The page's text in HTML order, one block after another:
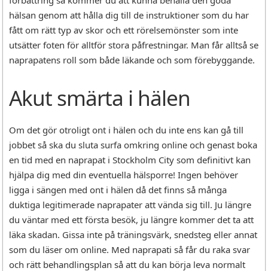
hälsan genom att hålla dig till de instruktioner som du har
fått om rätt typ av skor och ett rörelsemönster som inte
utsätter foten för alltför stora påfrestningar. Man får alltså se
naprapatens roll som både läkande och som förebyggande.
Akut smärta i hälen
Om det gör otroligt ont i hälen och du inte ens kan gå till
jobbet så ska du sluta surfa omkring online och genast boka
en tid med en naprapat i Stockholm City som definitivt kan
hjälpa dig med din eventuella hälsporre! Ingen behöver
ligga i sängen med ont i hälen då det finns så många
duktiga legitimerade naprapater att vända sig till. Ju längre
du väntar med ett första besök, ju längre kommer det ta att
läka skadan. Gissa inte på träningsvärk, snedsteg eller annat
som du läser om online. Med naprapati så får du raka svar
och rätt behandlingsplan så att du kan börja leva normalt